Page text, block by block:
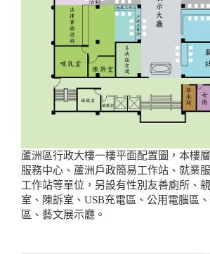
蘆洲區行政大樓一樓平面配置圖，本樓
服務中心、蘆洲戶政簡易工作站、就業
工作站等單位，另設有性別友善廁所、
室、陳訴室、USB充電區、公用電腦區
區、藝文展示廳。